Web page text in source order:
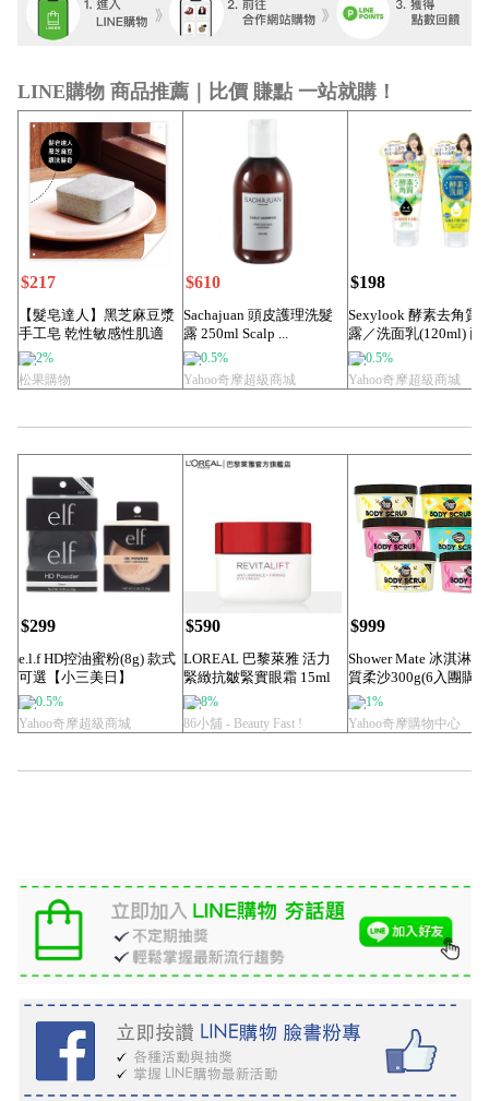
LINE購物 商品推薦｜比價 賺點 一站就購！
$217
【髮皂達人】黑芝麻豆漿
手工皂 乾性敏感性肌適
用 頭皮保養全身...
2%
松果購物
$610
Sachajuan 頭皮護理洗髮
露 250ml Scalp ...
0.5%
Yahoo奇摩超級商城
$198
Sexylook 酵素去角質
露／洗面乳(120ml) 兩
款...0.5%
Yahoo奇摩超級商城
$299
e.l.f HD控油蜜粉(8g) 款式
可選【小三美日】
0.5%
Yahoo奇摩超級商城
$590
LOREAL 巴黎萊雅 活力
緊緻抗皺緊實眼霜 15ml
8%
86小舖 - Beauty Fast !
$999
Shower Mate 冰淇淋去
質柔沙300g(6入團購
1%
Yahoo奇摩購物中心